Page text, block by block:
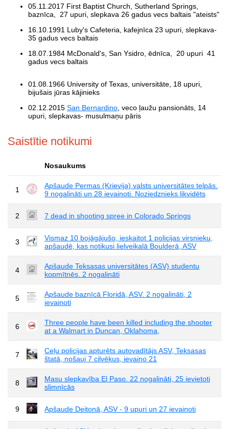
05.11.2017 First Baptist Church, Sutherland Springs,
baznīca, 27 upuri, slepkava 26 gadus vecs baltais "ateists"
16.10.1991 Luby's Cafeteria, kafejnīca 23 upuri, slepkava-
35 gadus vecs baltais
18.07.1984 McDonald's, San Ysidro, ēdnīca, 20 upuri 41
gadus vecs baltais
01.08.1966 University of Texas, universitāte, 18 upuri,
bijušais jūras kājinieks
02.12.2015 San Bernardino , veco ļaužu pansionāts, 14
upuri, slepkavas- musulmaņu pāris
Saistītie notikumi
Nosaukums
1
Apšaude Permas (Krievija) valsts universitātes telpās.
9 nogalināti un 28 ievainoti. Noziedznieks likvidēts
2 7 dead in shooting spree in Colorado Springs
3
Vismaz 10 bojāgājušo, ieskaitot 1 policijas virsnieku,
apšaudē, kas notikusi lielveikalā Boulderā, ASV
4
Apšaude Teksasas universitātes (ASV) studentu
kopmītnēs. 2 nogalināti
5
Apšaude baznīcā Floridā, ASV. 2 nogalināti, 2
ievainoti
6
Three people have been killed including the shooter
at a Walmart in Duncan, Oklahoma,
7
Ceļu policijas apturēts autovadītājs ASV, Teksasas
štatā, nošauj 7 cilvēkus, ievaino 21
8
Masu slepkavība El Paso. 22 nogalināti, 25 ievietoti
slimnīcās
9 Apšaude Deitonā, ASV - 9 upuri un 27 ievainoti